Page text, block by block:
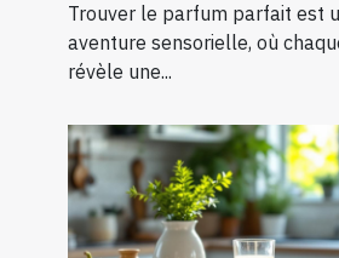
Trouver le parfum parfait est
aventure sensorielle, où
révèle une...